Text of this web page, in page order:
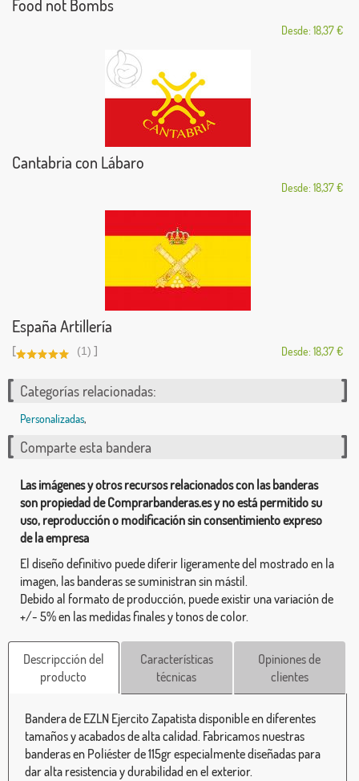
Food not Bombs
Desde: 18,37 €
Cantabria con Lábaro
Desde: 18,37 €
España Artillería
[ (1) ] Desde: 18,37 €
Categorías relacionadas:
Personalizadas,
Comparte esta bandera
Las imágenes y otros recursos relacionados con las banderas
son propiedad de Comprarbanderas.es y no está permitido su
uso, reproducción o modificación sin consentimiento expreso
de la empresa
El diseño definitivo puede diferir ligeramente del mostrado en la
imagen, las banderas se suministran sin mástil.
Debido al formato de producción, puede existir una variación de
+/- 5% en las medidas finales y tonos de color.
Descripcción del
producto
Características
técnicas
Opiniones de
clientes
Bandera de EZLN Ejercito Zapatista disponible en diferentes
tamaños y acabados de alta calidad. Fabricamos nuestras
banderas en Poliéster de 115gr especialmente diseñadas para
dar alta resistencia y durabilidad en el exterior.